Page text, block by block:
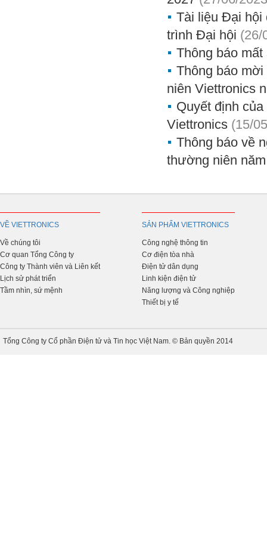
Tài liệu Đại hội
trình Đại hội (26/
Thông báo
Thông báo
niên Viettronics
Quyết định
Viettronics (15/
Thông báo về
thường niên
VỀ VIETTRONICS
Về chúng tôi
Cơ quan Tổng Công ty
Công ty Thành viên và Liên kết
Lịch sử phát triển
Tầm nhìn, sứ mệnh
SẢN PHẨM VIETTRONICS
Công nghệ thông tin
Cơ điện tòa nhà
Điện tử dân dụng
Linh kiện điện tử
Năng lượng và Công nghiệp
Thiết bị y tế
Tổng Công ty Cổ phần Điện tử và Tin học Việt Nam. © Bản quyền 2014